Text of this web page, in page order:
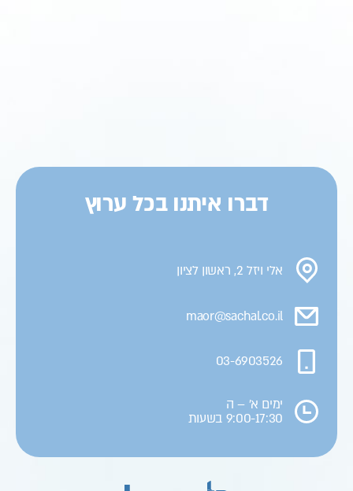
דברו איתנו בכל ערוץ
אלי ויזל 2, ראשון לציון
maor@sachal.co.il
03-6903526
ימים א' – ה
9:00-17:30 בשעות